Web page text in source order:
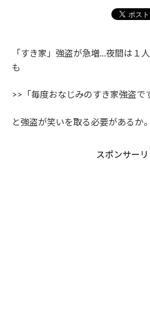
「すき家」強盗が急増…夜間は１
も
>>「毎度おなじみのすき家強盗で
と強盗が笑いを取る必要があるか。
スポンサー